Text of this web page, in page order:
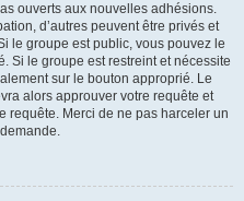
ouverts aux nouvelles adhésions.
d’autres peuvent être privés et
le groupe est public, vous pouvez le
Si le groupe est restreint et nécessite
sur le bouton approprié. Le
alors approuver votre requête et
requête. Merci de ne pas harceler un